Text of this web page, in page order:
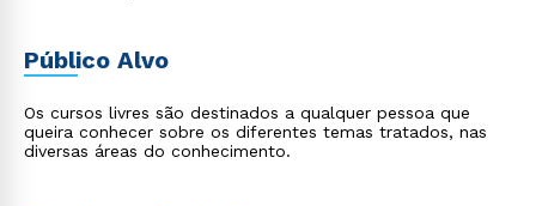
Público Alvo
Os cursos livres são destinados a qualquer pessoa que
queira conhecer sobre os diferentes temas tratados, nas
diversas áreas do conhecimento.